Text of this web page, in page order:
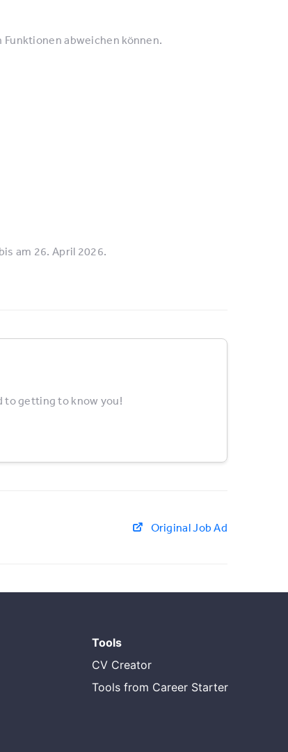
abweichen können.
am 26. April 2026.
to getting to know you!
Original Job Ad
Tools
CV Creator
Tools from Career Starter